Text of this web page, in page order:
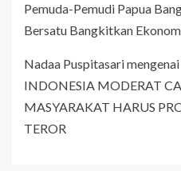
Pemuda-Pemudi Papua
Bersatu Bangkitkan
Nadaa Puspitasarimengenai
INDONESIA MODERAT
MASYARAKAT HARUS
TEROR